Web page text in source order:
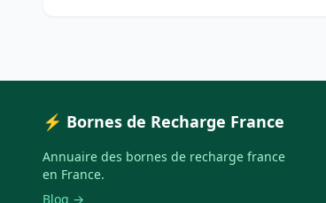
⚡ Bornes de Recharge France
Annuaire des bornes de recharge france
en France.
Blog →